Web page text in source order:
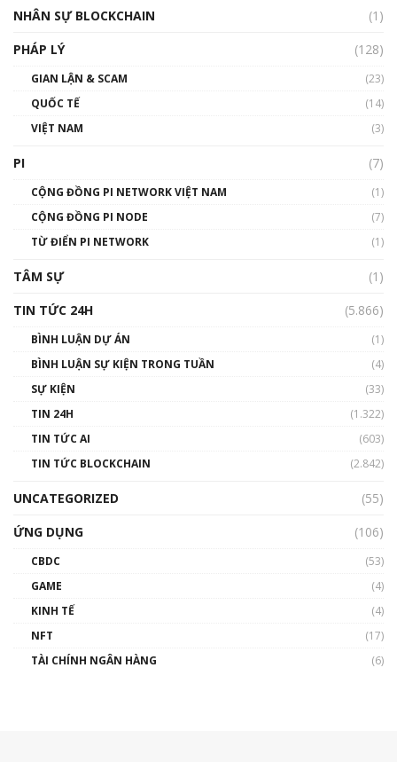
01:32:59
gió ấm
Talkshow 14: MemeCoin – Trò đùa tỷ đô
01:29:26
NHÂN SỰ BLOCKCHAIN
(1)
PHÁP LÝ
(128)
GIAN LẬN & SCAM
(23)
QUỐC TẾ
(14)
VIỆT NAM
(3)
PI (7)
CỘNG ĐỒNG PI NETWORK VIỆT NAM
(1)
CỘNG ĐỒNG PI NODE
(7)
TỪ ĐIỂN PI NETWORK
(1)
TÂM SỰ
(1)
TIN TỨC 24H
(5.866)
BÌNH LUẬN DỰ ÁN
(1)
BÌNH LUẬN SỰ KIỆN TRONG TUẦN
(4)
SỰ KIỆN
(33)
TIN 24H
(1.322)
TIN TỨC AI
(603)
TIN TỨC BLOCKCHAIN
(2.842)
UNCATEGORIZED
(55)
ỨNG DỤNG
(106)
CBDC
(53)
GAME
(4)
KINH TẾ
(4)
NFT
(17)
TÀI CHÍNH NGÂN HÀNG
(6)